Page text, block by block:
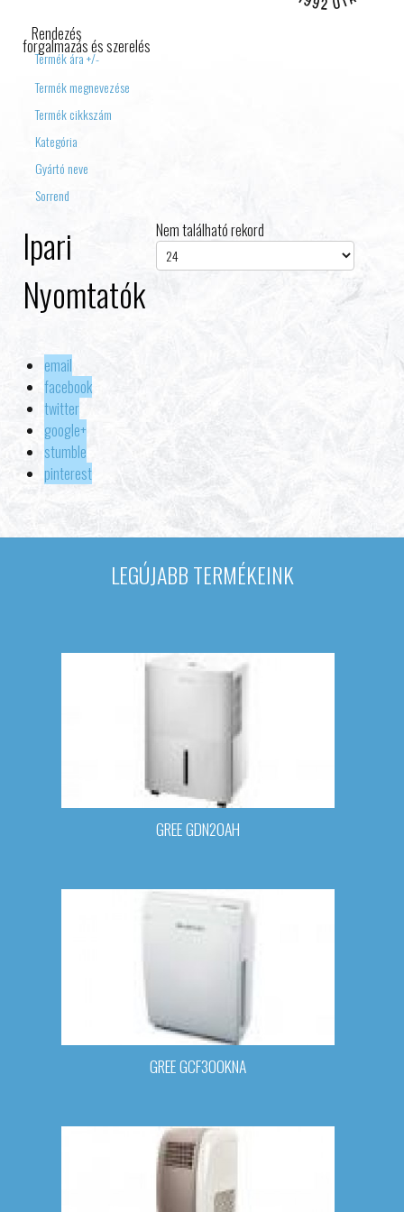
forgalmazás és szerelés
Rendezés
Termék ára +/-
Termék megnevezése
Termék cikkszám
Kategória
Gyártó neve
Sorrend
Nem található rekord
Ipari
Nyomtatók
email
facebook
twitter
google+
stumble
pinterest
LEGÚJABB TERMÉKEINK
GREE GDN20AH
GREE GCF300KNA